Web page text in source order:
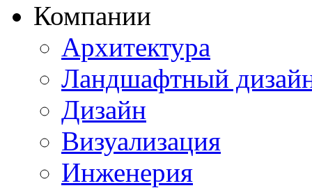
Компании
Архитектура
Ландшафтный
Дизайн
Визуализация
Инженерия